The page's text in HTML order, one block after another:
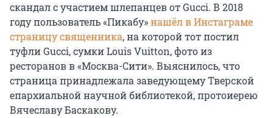
скандал с участием шлепанцев от Gucci. В 2018
году пользователь «Пикабу»нашёл в Инстаграме
страницу священника, на которой тот постил
туфли Gucci, сумки Louis Vuitton, фото из
ресторанов в «Москва-Сити». Выяснилось, что
страница принадлежала заведующему Тверской
епархиальной научной библиотекой, протоиерею
Вячеславу Баскакову.